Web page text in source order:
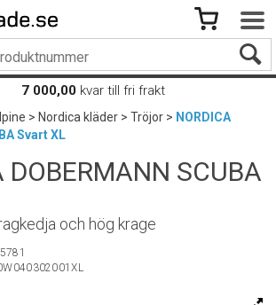
7 000,00 kvar till fri frakt
>Nordica kläder>Tröjor> NORDICA
Svart XL
DOBERMANN SCUBA
och hög krage